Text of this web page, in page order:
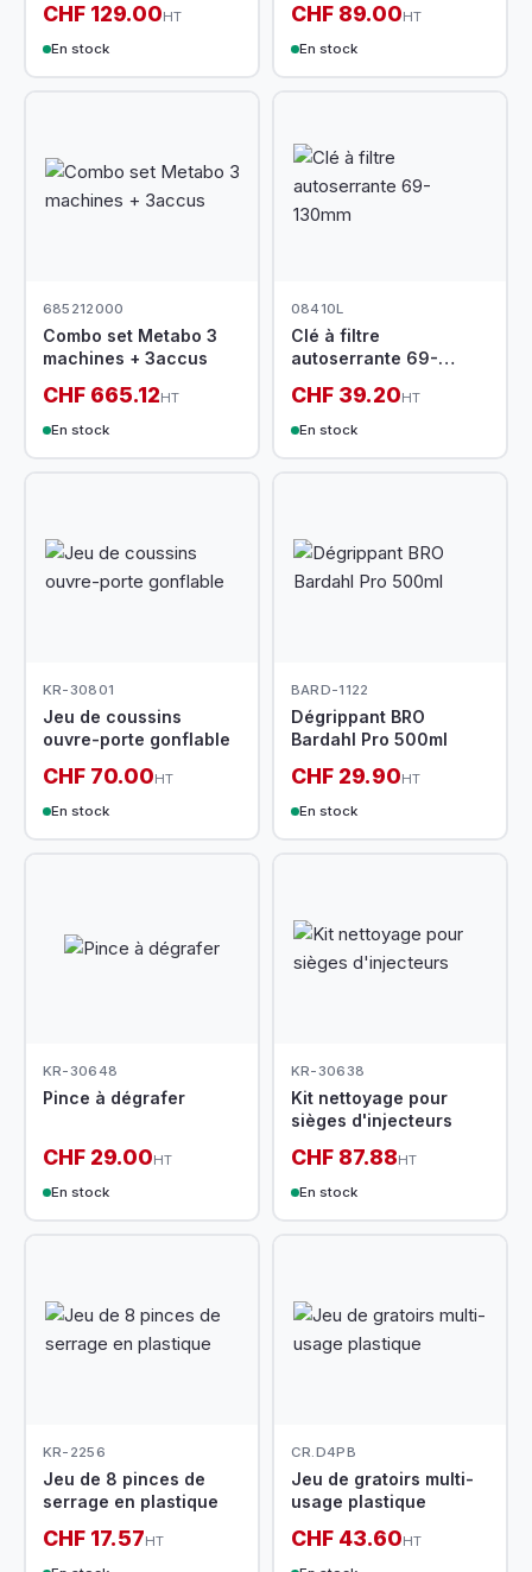
CHF 129.00HT
En stock
CHF 89.00HT
En stock
685212000
Combo set Metabo 3
machines + 3accus
CHF 665.12HT
En stock
08410L
Clé à filtre
autoserrante 69-
CHF 39.20HT
En stock
KR-30801
Jeu de coussins
ouvre-porte gonflable
CHF 70.00HT
En stock
BARD-1122
Dégrippant BRO
Bardahl Pro 500ml
CHF 29.90HT
En stock
KR-30648
Pince à dégrafer
CHF 29.00HT
En stock
KR-30638
Kit nettoyage pour
sièges d'injecteurs
CHF 87.88HT
En stock
KR-2256
Jeu de 8 pinces de
serrage en plastique
CHF 17.57HT
CR.D4PB
Jeu de gratoirs multi-
usage plastique
CHF 43.60HT